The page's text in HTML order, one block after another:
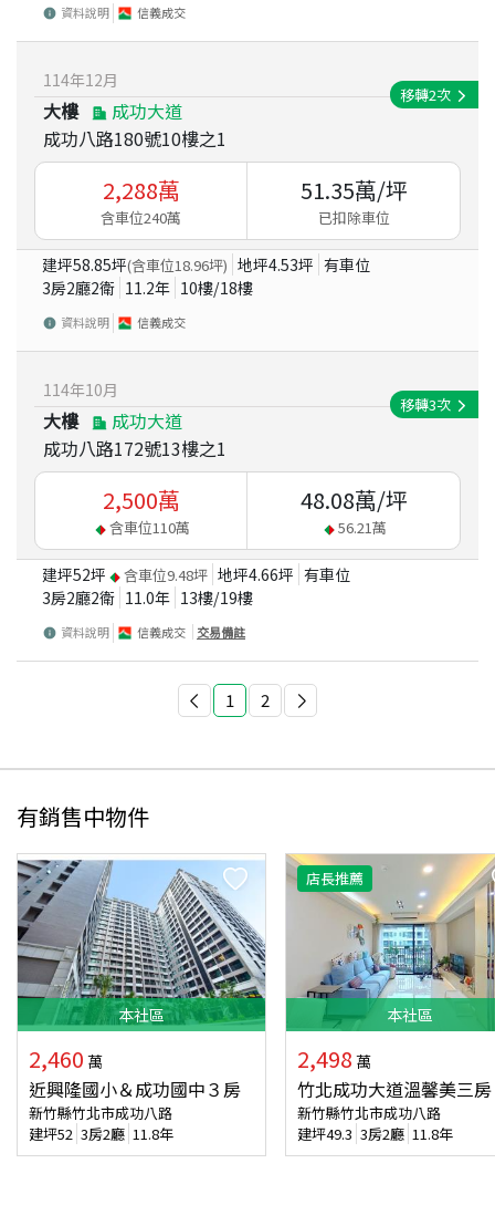
資料說明 信義成交
114年12月
大樓
成功大道
成功八路180號10樓之1
移轉2次
2,288萬
含車位240萬
51.35萬/坪
已扣除車位
建坪58.85坪(含車位18.96坪) 地坪4.53坪 有車位
3房2廳2衛 11.2年 10樓/18樓
資料說明 信義成交
114年10月
大樓
成功大道
成功八路172號13樓之1
移轉3次
2,500萬
含車位110萬
48.08萬/坪
56.21萬
建坪52坪 含車位9.48坪 地坪4.66坪 有車位
3房2廳2衛 11.0年 13樓/19樓
資料說明 信義成交 交易備註
1 2
有銷售中物件
本社區
2,460 萬
近興隆國小＆成功國中３房
新竹縣竹北市成功八路
建坪52 3房2廳 11.8年
店長推薦
本社區
2,498 萬
竹北成功大道溫馨美三房
新竹縣竹北市成功八路
建坪49.3 3房2廳 11.8年